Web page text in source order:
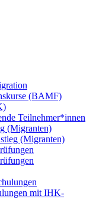
(BAMF)
Teilnehmer*innen
(Migranten)
(Migranten)
mit IHK-